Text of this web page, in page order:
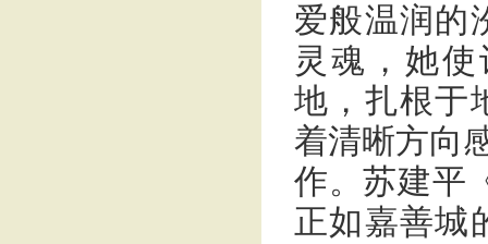
爱般温润的
灵魂，她
地，扎根于
着清晰方向
作。苏建平
正如嘉善城